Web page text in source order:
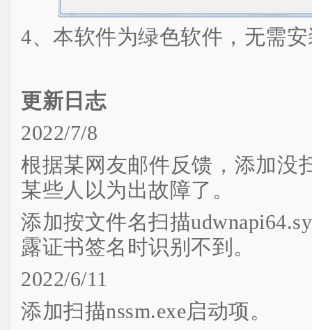
4、本软件为绿色软件，无需
更新日志
2022/7/8
根据某网友邮件反馈，添加没
某些人以为出故障了。
添加按文件名扫描
露证书签名时识别不到。
2022/6/11
添加扫描nssm.exe启动项。